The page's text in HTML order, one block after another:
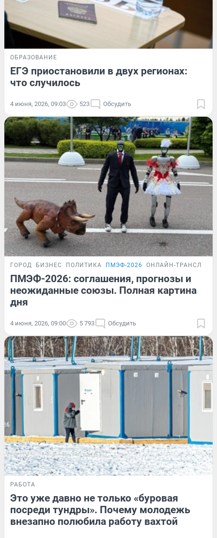
ОБРАЗОВАНИЕ
ЕГЭ приостановили в двух регионах:
что случилось
4 июня, 2026, 09:03 523 Обсудить
ГОРОД БИЗНЕС ПОЛИТИКА ПМЭФ-2026 ОНЛАЙН-
ПМЭФ-2026: соглашения, прогнозы и
неожиданные союзы. Полная картина
дня
4 июня, 2026, 09:00 5 793 Обсудить
РАБОТА
Это уже давно не только «буровая
посреди тундры». Почему молодежь
внезапно полюбила работу вахтой